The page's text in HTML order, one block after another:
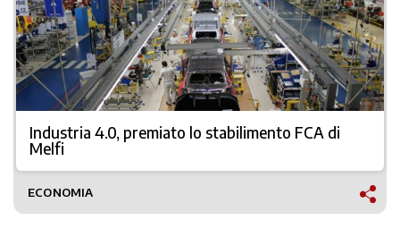
Industria 4.0, premiato lo stabilimento FCA di
Melfi
ECONOMIA